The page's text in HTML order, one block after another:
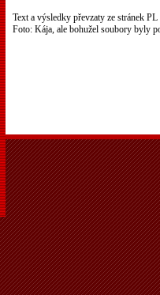
Text a výsledky převzaty ze stránek PL
Foto: Kája, ale bohužel soubory byly